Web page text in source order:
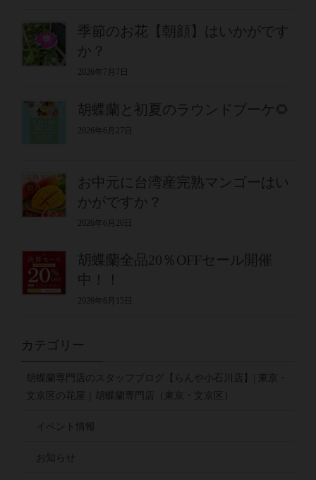
季節のお花【朝顔】はいかがです
か？
2026年7月7日
胡蝶蘭と初夏のラウンドブーケ🌻
2026年6月27日
お中元に台湾産完熟マンゴーはい
かがですか？
2026年6月26日
胡蝶蘭全品20％OFFセール開催
中！！
2026年6月15日
カテゴリー
胡蝶蘭専門店のスタッフブログ【らんや小石川店】| 東京・
文京区の花屋｜胡蝶蘭専門店（東京・文京区）
イベント情報
お知らせ